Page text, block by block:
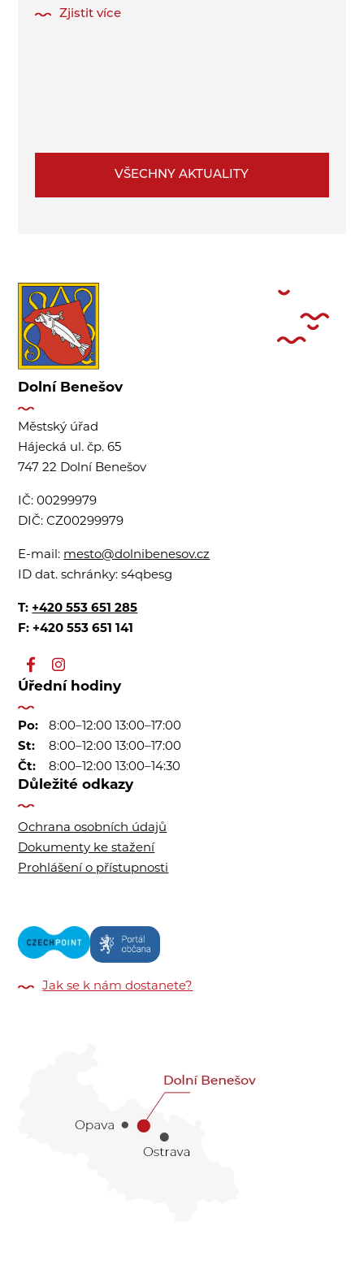
Zjistit více
VŠECHNY AKTUALITY
Dolní Benešov
Městský úřad
Hájecká ul. čp. 65
747 22 Dolní Benešov
IČ:00299979
DIČ:CZ00299979
E-mail: mesto@dolnibenesov.cz
ID dat. schránky:s4qbesg
T: +420 553 651 285
F: +420 553 651 141
Úřední hodiny
Po:
8:00–12:00 13:00–17:00
St:
8:00–12:00 13:00–17:00
Čt:
8:00–12:00 13:00–14:30
Důležité odkazy
Ochrana osobních údajů
Dokumenty ke stažení
Prohlášení o přístupnosti
Jak se k nám dostanete?